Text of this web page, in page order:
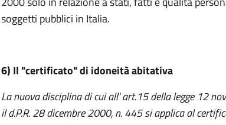
soggetti pubblici in Italia.
6) Il "certificato" di idoneità abitativa
La nuova disciplinadi cui all' art.15 della legge 12
il d.P.R. 28 dicembre 2000, n. 445 si applica al